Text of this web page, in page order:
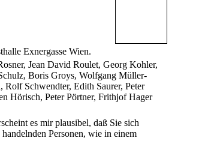
Exnergasse Wien.
Jean David Roulet, Georg Kohler,
Boris Groys, Wolfgang Müller-
Schwendter, Edith Saurer, Peter
Hörisch, Peter Pörtner, Frithjof Hager
es mir plausibel, daß Sie sich
Personen, wie in einem